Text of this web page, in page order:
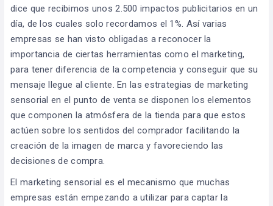
dice que recibimos unos 2.500 impactos publicitarios en un
día, de los cuales solo recordamos el 1%. Así varias
empresas se han visto obligadas a reconocer la
importancia de ciertas herramientas como el marketing,
para tener diferencia de la competencia y conseguir que su
mensaje llegue al cliente. En las estrategias de marketing
sensorial en el punto de venta se disponen los elementos
que componen la atmósfera de la tienda para que estos
actúen sobre los sentidos del comprador facilitando la
creación de la imagen de marca y favoreciendo las
decisiones de compra.
El marketing sensorial es el mecanismo que muchas
empresas están empezando a utilizar para captar la